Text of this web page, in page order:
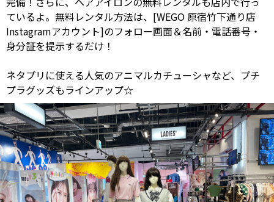
ているよ。無料レンタル方法は、[WEGO 原宿竹下通り店
Instagramアカウント]のフォロー画面＆名前・電話番号・
身分証を提示するだけ！
ネタプリに使える人気のアニマルカチューシャなど、プチ
プラグッズもラインアップ☆